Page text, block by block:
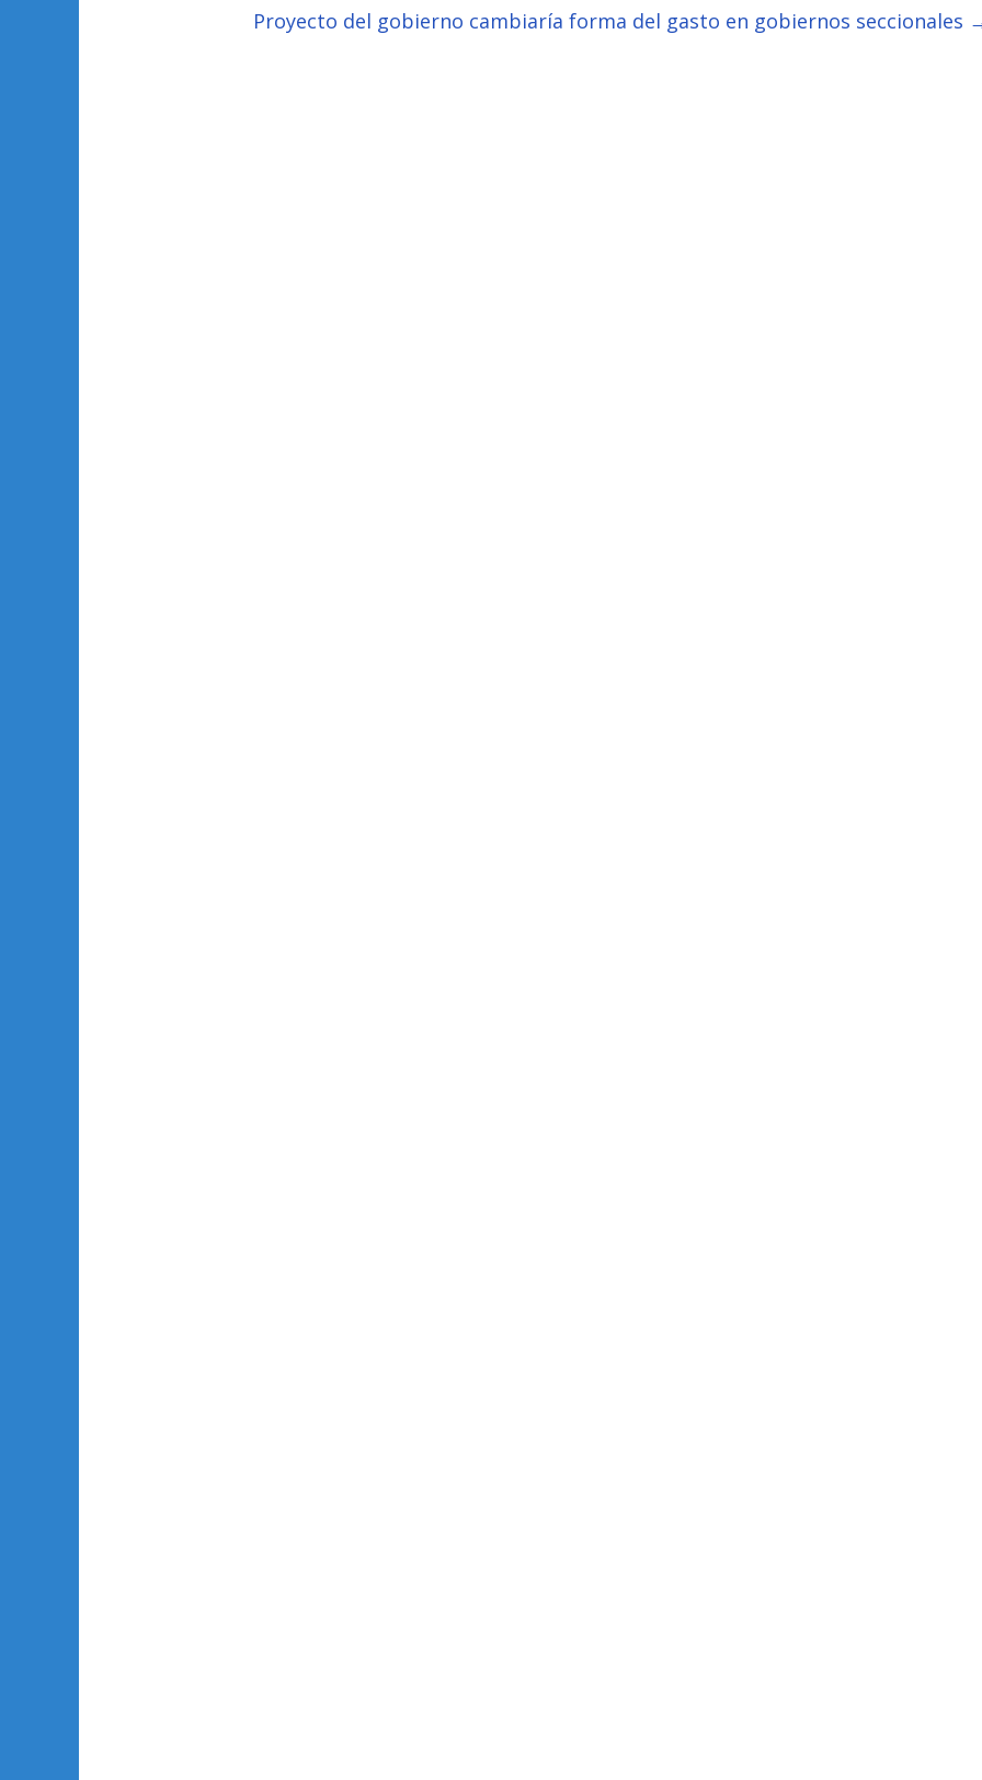
Proyecto del gobierno cambiaría forma del gasto en gobiernos seccionales